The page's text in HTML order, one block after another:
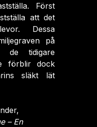
Först
att det
Dessa
på
de tidigare
förblir dock
släkt lät
– En